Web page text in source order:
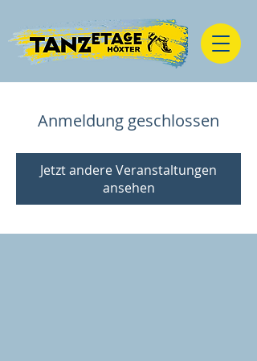
Anmeldung geschlossen
Jetzt andere Veranstaltungen
ansehen